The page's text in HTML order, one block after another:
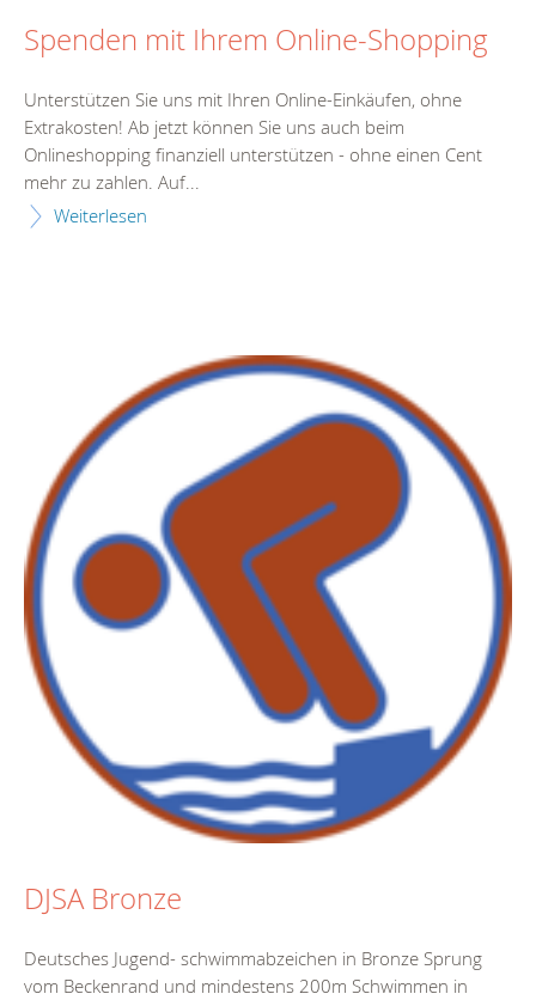
Spenden mit Ihrem Online-Shopping
Unterstützen Sie uns mit Ihren Online-Einkäufen, ohne
Extrakosten! Ab jetzt können Sie uns auch beim
Onlineshopping finanziell unterstützen - ohne einen Cent
mehr zu zahlen. Auf...
Weiterlesen
DJSA Bronze
Deutsches Jugend- schwimmabzeichen in Bronze Sprung
vom Beckenrand und mindestens 200m Schwimmen in